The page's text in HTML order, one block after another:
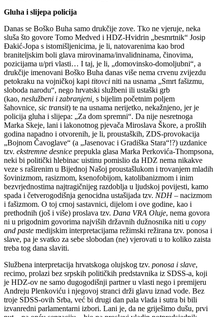
Gluha i slijepa policija
Danas se Boško Buha samo drukčije zove. Tko ne vjeruje, neka
sluša što govore Tomo Medved i HDZ-Hvidrin „besmrtnik“ Josip
Đakić-Jopa s istomišljenicima, je li, natovarenima kao brod
braniteljskim boli glava mirovinama/invalidninama, činovima,
pozicijama u/pri vlasti… I taj, je li, „domovinsko-domoljubni“, a
drukčije imenovani Boško Buha danas više nema crvenu zvijezdu
petokraku na vojničkoj kapi titovci niti na usnama „Smrt fašizmu,
sloboda narodu“, nego hrvatski službeni ili ustaški grb
(kao, neslužbeni i zabranjeni, s bijelim početnim poljem
šahovnice, sic transit) te na usnama nerijetko, nekažnjeno, jer je
policija gluha i slijepa: „Za dom spremni“. Da nije nesretnoga
Marka Skeje, lani i lakonotnog pjevača Miroslava Škore, a prošlih
godina napadno i otvorenih, je li, proustaških, ZDS-provokacija
„Bojnom Čavoglave“ (a „Jasenovac i Gradiška Stara“!?) uzdanice
tzv. ekstremne desnice prepukla glasa Marka Perkovića-Thompsona,
neki bi politički hlebinac uistinu pomislio da HDZ nema nikakve
veze s raširenim u Bijednoj Našoj proustašlukom i trovanjem mladih
šovinizmom, rasizmom, ksenofobijom, katolibanizmom i inim
bezvrjednostima najtragičnijeg razdoblja u ljudskoj povijesti, kamo
spada i četverogodišnja genocidna ustašijada tzv. NDH– nacizmom
i fašizmom. O toj crnoj sastavnici, dijelom i ove godine, kao i
prethodnih (još i više) proslava tzv. Dana VRA Oluje, nema govora
ni u prigodnim govorima najviših državnih dužnosnika niti u copy
and paste medijskim interpretacijama režimski režirana tzv. ponosa i
slave, pa je svatko za sebe slobodan (ne) vjerovati u to koliko zaista
treba tog dana slaviti.
Službena interpretacija hrvatskoga olujskog tzv. ponosa i slave,
recimo, prolazi bez srpskih političkih predstavnika iz SDSS-a, koji
je HDZ-ov ne samo dugogodišnji partner u vlasti nego i premijeru
Andreju Plenkoviću i njegovoj stranci drži glavu iznad vode. Bez
troje SDSS-ovih Srba, već bi drugi dan pala vlada i sutra bi bili
izvanredni parlamentarni izbori. Lani je, da ne griješimo dušu, prvi